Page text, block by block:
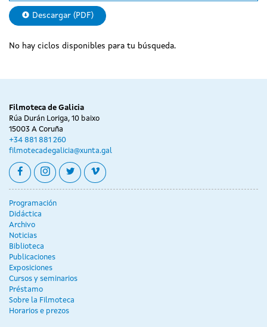
Descargar (PDF)
No hay ciclos disponibles para tu búsqueda.
Filmoteca de Galicia
Rúa Durán Loriga, 10 baixo
15003 A Coruña
+34 881 881 260
filmotecadegalicia@xunta.gal
facebookinstagram
twittervimeo
Programación
Didáctica
Archivo
Noticias
Biblioteca
Publicaciones
Exposiciones
Cursos y seminarios
Préstamo
Sobre la Filmoteca
Horarios e prezos